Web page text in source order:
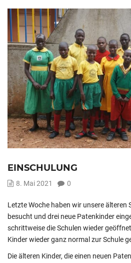
EINSCHULUNG
8. Mai 2021 0
Letzte Woche haben wir unsere älteren
besucht und drei neue Patenkinder
schrittweise die Schulen wieder
Kinder wieder ganz normal zur Schule
Die älteren Kinder, die einen neuen